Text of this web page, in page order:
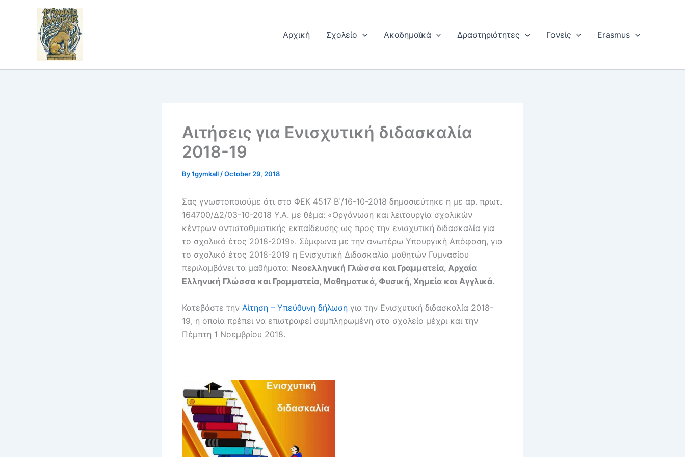
Αρχική Σχολείο Ακαδημαϊκά Δραστηριότητες Γονείς Erasmus
Αιτήσεις για Ενισχυτική διδασκαλία
2018-19
By1gymkall /October 29, 2018
Σας γνωστοποιούμε ότι στο ΦΕΚ 4517 Β΄/16-10-2018 δημοσιεύτηκε η με αρ. πρωτ.
164700/Δ2/03-10-2018 Υ.Α. με θέμα: «Οργάνωση και λειτουργία σχολικών
κέντρων αντισταθμιστικής εκπαίδευσης ως προς την ενισχυτική διδασκαλία για
το σχολικό έτος 2018-2019». Σύμφωνα με την ανωτέρω Υπουργική Απόφαση, για
το σχολικό έτος 2018-2019 η Ενισχυτική Διδασκαλία μαθητών Γυμνασίου
περιλαμβάνει τα μαθήματα: Νεοελληνική Γλώσσα και Γραμματεία, Αρχαία
Ελληνική Γλώσσα και Γραμματεία, Μαθηματικά, Φυσική, Χημεία και Αγγλικά.
Κατεβάστε την Αίτηση – Υπεύθυνη δήλωση για την Ενισχυτική διδασκαλία 2018-
19, η οποία πρέπει να επιστραφεί συμπληρωμένη στο σχολείο μέχρι και την
Πέμπτη 1 Νοεμβρίου 2018.